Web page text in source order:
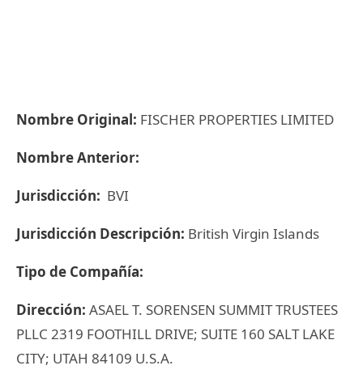
Nombre Original: FISCHER PROPERTIES LIMITED
Nombre Anterior:
Jurisdicción: BVI
Jurisdicción Descripción: British Virgin Islands
Tipo de Compañía:
Dirección: ASAEL T. SORENSEN SUMMIT TRUSTEES
PLLC 2319 FOOTHILL DRIVE; SUITE 160 SALT LAKE
CITY; UTAH 84109 U.S.A.